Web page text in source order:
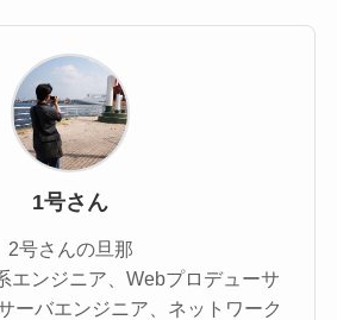
1号さん
2号さんの旦那
エンジニア、Webプロデューサ
ーバエンジニア、ネットワーク